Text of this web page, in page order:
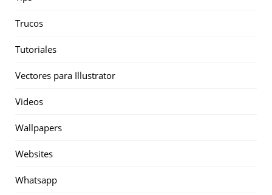
Trucos
Tutoriales
Vectores para Illustrator
Videos
Wallpapers
Websites
Whatsapp